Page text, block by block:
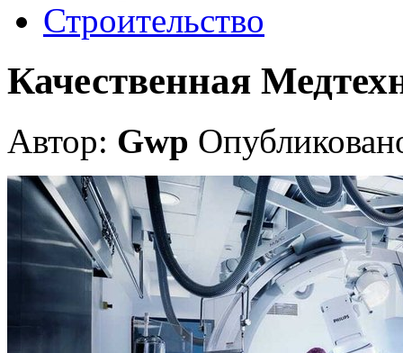
Строительство
Качественная
Автор: Gwp